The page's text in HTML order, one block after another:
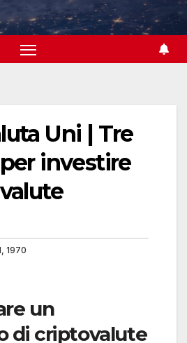
Uni | Tre
investire
1970
un
di criptovalute